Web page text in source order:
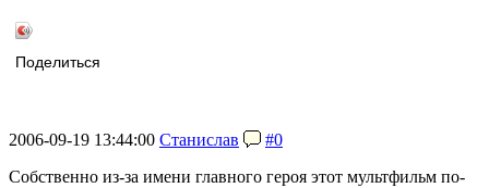
Поделиться
2006-09-19 13:44:00 Станислав
#0
Собственно из-за имени главного героя этот мультфильм по-